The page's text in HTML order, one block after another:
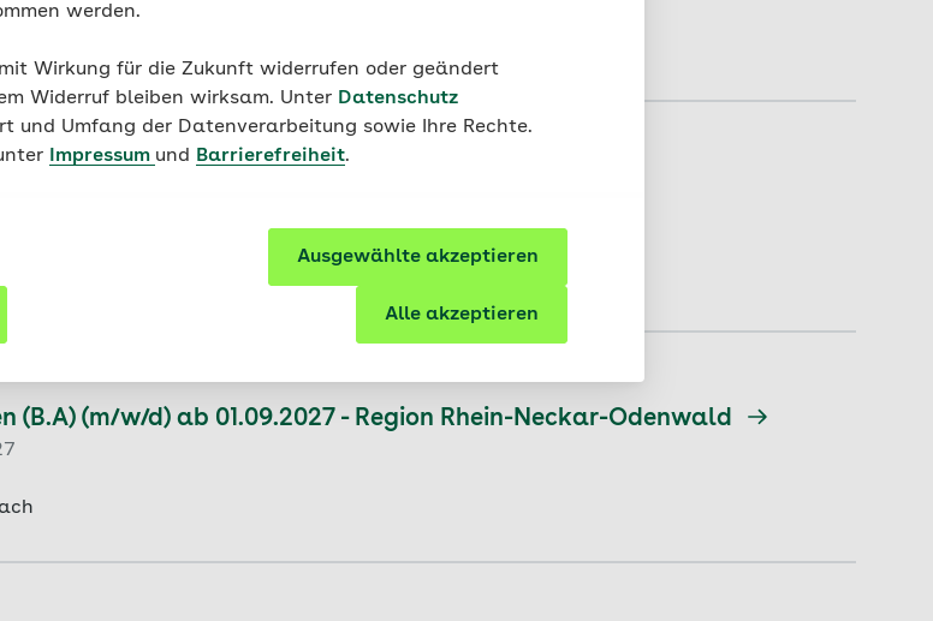
werden.
Wirkung für die Zukunft widerrufen oder geändert
Widerruf bleiben wirksam. Unter Datenschutz
und Umfang der Datenverarbeitung sowie Ihre Rechte.
Impressum und Barrierefreiheit.
Ausgewählte akzeptieren
Alle akzeptieren
Möglichkeit
(B.A) (m/w/d) ab 01.09.2027 - Region Rhein-Neckar-Odenwald